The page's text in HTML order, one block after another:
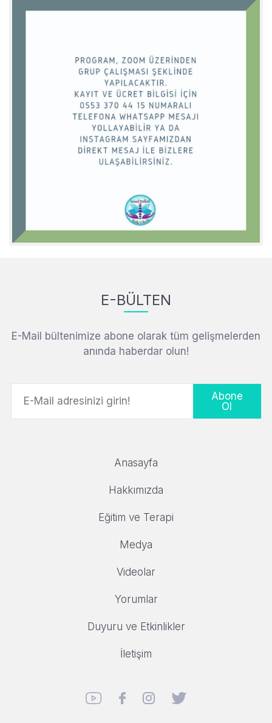
E-BÜLTEN
E-Mail bültenimize abone olarak tüm gelişmelerden
anında haberdar olun!
Abone
Ol
Anasayfa
Hakkımızda
Eğitim ve Terapi
Medya
Videolar
Yorumlar
Duyuru ve Etkinlikler
İletişim